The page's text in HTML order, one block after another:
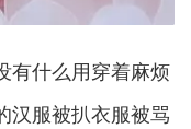
有什么用穿着麻烦
汉服被扒衣服被骂